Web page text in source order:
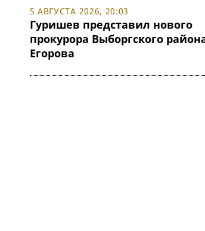
5 АВГУСТА 2026, 20:03
Гуришев представил нового
прокурора Выборгского
Егорова